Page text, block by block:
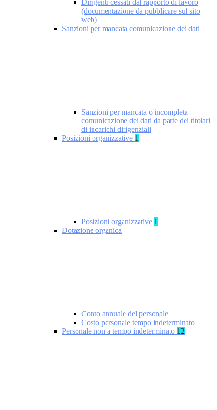
Dirigenti cessati dal rapporto di lavoro
(documentazione da pubblicare sul sito
web)
Sanzioni per mancata comunicazione dei dati
Sanzioni per mancata o incompleta
comunicazione dei dati da parte dei titolari
di incarichi dirigenziali
Posizioni organizzative 1
Posizioni organizzative 1
Dotazione organica
Conto annuale del personale
Costo personale tempo indeterminato
Personale non a tempo indeterminato 12